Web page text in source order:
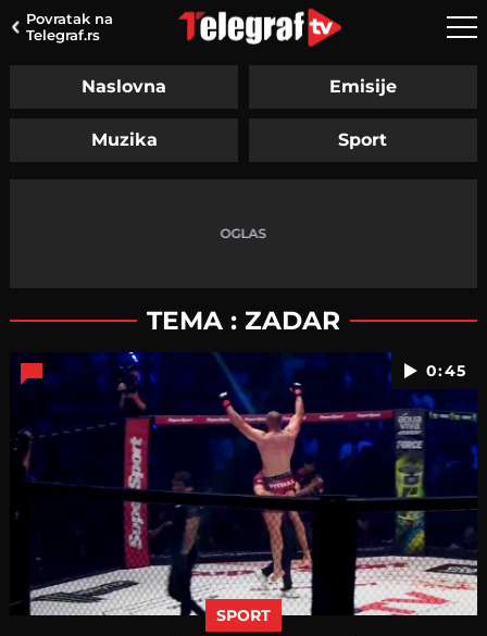
Povratak na
Telegraf.rs
Naslovna Emisije
Muzika Sport
TEMA : ZADAR
0:45
SPORT